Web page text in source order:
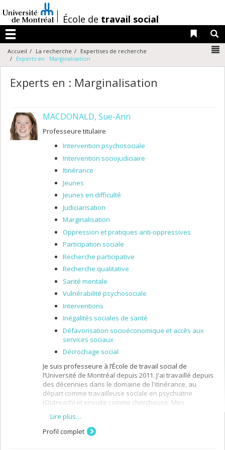
au
contenu
/École de travail social
Menu
Liens
Accueil La recherche
Expertises de recherche
Experts en : Marginalisation
Experts en : Marginalisation
MACDONALD, Sue-Ann
Professeure titulaire
Intervention psychosociale
Intervention sociojudiciaire
Itinérance
Jeunes
Jeunes en difficulté
Judiciarisation
Marginalisation
Oppression et pratiques anti-oppressives
Participation sociale
Recherche participative
Recherche qualitative
Santé mentale
Vulnérabilité psychosociale
Interventions
Inégalités sociales de santé
Défavorisation socioéconomique et accès aux
services sociaux
Décrochage social
Je suis professeure à l’École de travail social de
l’Université de Montréal depuis 2011. J'ai travaillé depuis
des décennies dans le domaine de l'itinérance, au
départ comme travailleuse sociale en psychiatrie
(Outreach) et ensuite comme chercheuse. Mes
dans les discours et les pratiques (sociales, sanitaires
et judiciaires) qui produisent l'oppression, l'exclusion et
la discrimination à l’égard des personnes en situation
Lire plus…
Profil complet